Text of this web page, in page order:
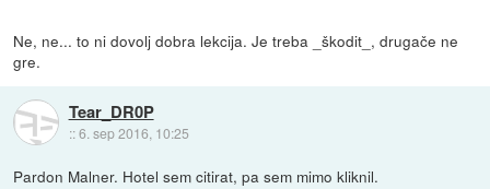
Ne, ne... to ni dovolj dobra lekcija. Je treba _škodit_, drugače ne
gre.
Tear_DR0P
::6. sep 2016, 10:25
Pardon Malner. Hotel sem citirat, pa sem mimo kliknil.